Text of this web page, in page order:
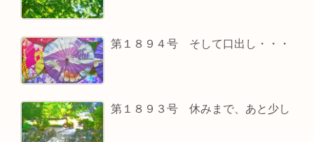
第１８９４号 そして口出し・・・
第１８９３号 休みまで、あと少し